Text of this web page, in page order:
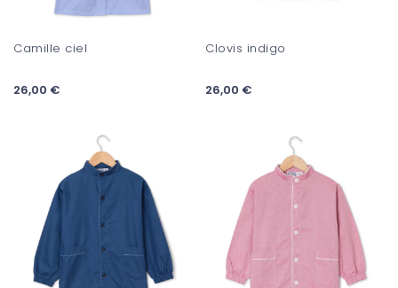
Camille ciel
26,00 €
Clovis indigo
26,00 €